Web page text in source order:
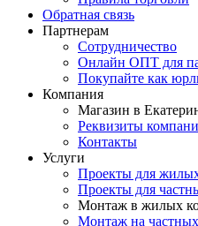
Обратная связь
Партнерам
Сотрудничество
Онлайн ОПТ для
Покупайте как
Компания
Магазин в
Реквизиты
Контакты
Услуги
Проекты для
Проекты для
Монтаж в жилых
Монтаж на частных